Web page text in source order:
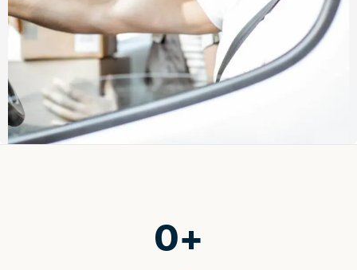
0+